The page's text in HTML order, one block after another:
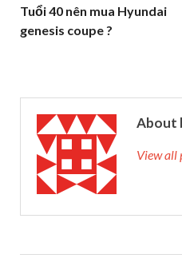
Tuổi 40 nên mua Hyundai
genesis coupe ?
About
View all